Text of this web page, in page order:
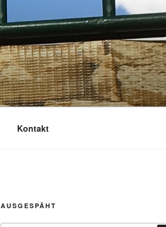
Kontakt
AUSGESPÄHT